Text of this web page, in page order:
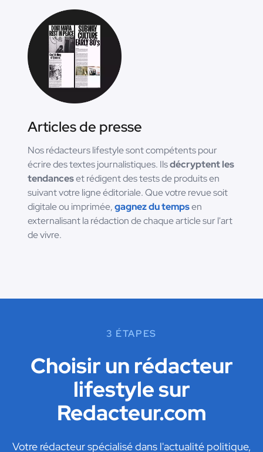
Articles de presse
Nos rédacteurs lifestyle sont compétents pour
écrire des textes journalistiques. Ilsdécryptent les
tendanceset rédigent des tests de produits en
suivant votre ligne éditoriale. Que votre revue soit
digitale ou imprimée,gagnez du tempsen
externalisant la rédaction de chaque article sur l'art
de vivre.
3 ÉTAPES
Choisir un rédacteur
lifestyle sur
Redacteur.com
Votre rédacteur spécialisé dans l'actualité politique,